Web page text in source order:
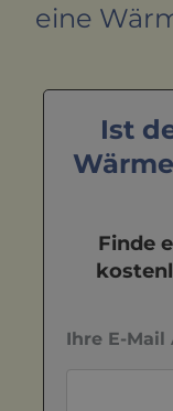
eine
Ist
Finde
Ihre E-Mail